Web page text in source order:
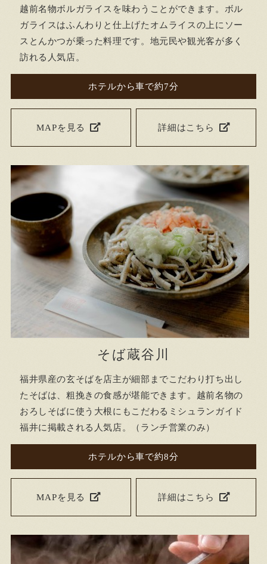
越前名物ボルガライスを味わうことができます。ボル
ガライスはふんわりと仕上げたオムライスの上にソー
スとんかつが乗った料理です。地元民や観光客が多く
訪れる人気店。
ホテルから車で約7分
MAPを見る 詳細はこちら
そば蔵谷川
福井県産の玄そばを店主が細部までこだわり打ち出し
たそばは、粗挽きの食感が堪能できます。越前名物の
おろしそばに使う大根にもこだわるミシュランガイド
福井に掲載される人気店。（ランチ営業のみ）
ホテルから車で約8分
MAPを見る 詳細はこちら